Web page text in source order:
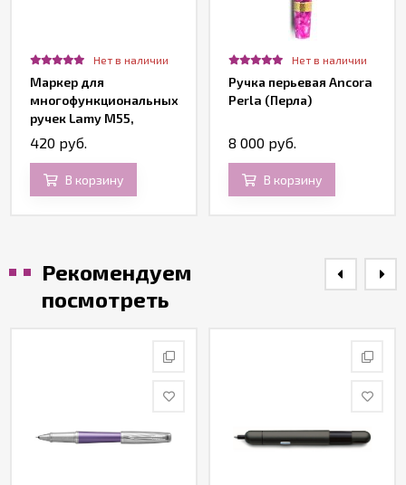
Нет в наличии
Маркер для
многофункциональных
ручек Lamy M55,
оранжевый
420 руб.
В корзину
Нет в наличии
Ручка перьевая Ancora
Perla (Перла)
8 000 руб.
В корзину
Рекомендуем
посмотреть